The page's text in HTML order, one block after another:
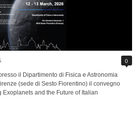
0
il Dipartimento di Fisica e Astronomia
(sede di Sesto Fiorentino) il convegno
Exoplanets and the Future of Italian